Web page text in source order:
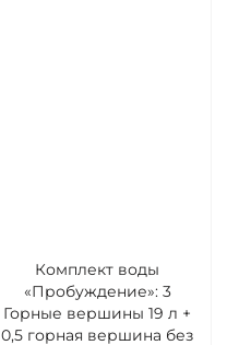
Комплект воды
«Пробуждение»: 3
Горные вершины 19 л +
0,5 горная вершина без